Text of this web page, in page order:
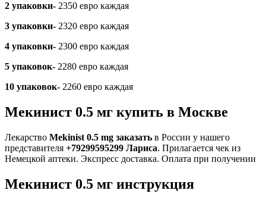
2 упаковки- 2350 евро каждая
3 упаковки- 2320 евро каждая
4 упаковки- 2300 евро каждая
5 упаковок- 2280 евро каждая
10 упаковок- 2260 евро каждая
Мекинист 0.5 мг купить в Москве
Лекарство Mekinist 0.5 mg заказать в России у нашего
представителя +79299595299 Лариса. Прилагается чек из
Немецкой аптеки. Экспресс доставка. Оплата при получении
Мекинист 0.5 мг инструкция